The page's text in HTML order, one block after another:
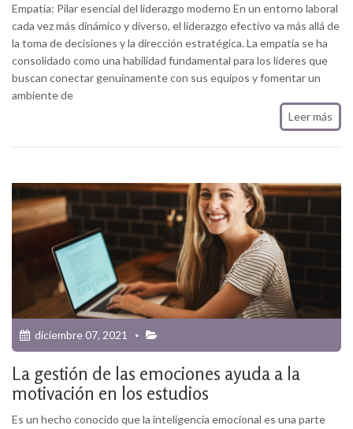
Empatía: Pilar esencial del liderazgo moderno En un entorno laboral
cada vez más dinámico y diverso, el liderazgo efectivo va más allá de
la toma de decisiones y la dirección estratégica. La empatía se ha
consolidado como una habilidad fundamental para los líderes que
buscan conectar genuinamente con sus equipos y fomentar un
ambiente de
Leer más
diciembre 07, 2021
La gestión de las emociones ayuda a la
motivación en los estudios
Es un hecho conocido que la inteligencia emocional es una parte